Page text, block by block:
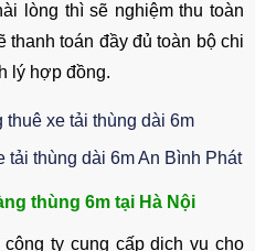
lòng thì sẽ nghiệm thu toàn
thanh toán đầy đủ toàn bộ chi
lý hợp đồng.
tải thùng dài 6m An Bình Phát
thùng 6m tại Hà Nội
ty cung cấp dịch vụ cho